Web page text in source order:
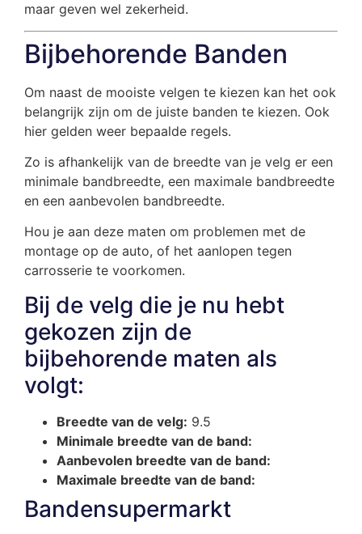
maar geven wel zekerheid.
Bijbehorende Banden
Om naast de mooiste velgen te kiezen kan het ook
belangrijk zijn om de juiste banden te kiezen. Ook
hier gelden weer bepaalde regels.
Zo is afhankelijk van de breedte van je velg er een
minimale bandbreedte, een maximale bandbreedte
en een aanbevolen bandbreedte.
Hou je aan deze maten om problemen met de
montage op de auto, of het aanlopen tegen
carrosserie te voorkomen.
Bij de velg die je nu hebt
gekozen zijn de
bijbehorende maten als
volgt:
Breedte van de velg: 9.5
Minimale breedte van de band:
Aanbevolen breedte van de band:
Maximale breedte van de band:
Bandensupermarkt